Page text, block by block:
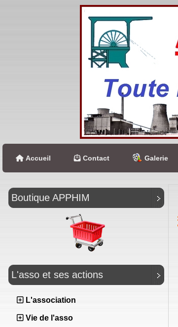
Accueil Contact Galerie
Boutique APPHIM
L'asso et ses actions
L'association
Vie de l'asso